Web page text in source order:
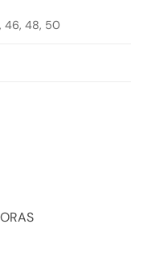
46, 48, 50